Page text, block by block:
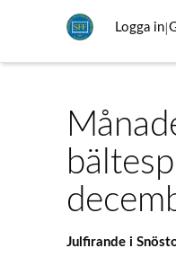
Logga in|
Julfirande i